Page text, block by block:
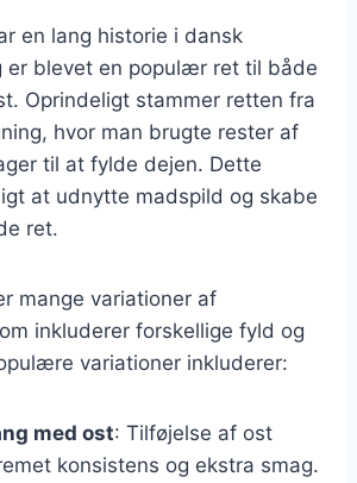
en lang historie i dansk
er blevet en populær ret til både
Oprindeligt stammer retten fra
hvor man brugte rester af
til at fylde dejen. Dette
at udnytte madspild og skabe
ret.
mange variationer af
inkluderer forskellige fyld og
variationer inkluderer:
med ost: Tilføjelse af ost
konsistens og ekstra smag.